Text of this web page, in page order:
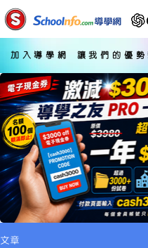
加入導學網 讓我們的優勢
文章